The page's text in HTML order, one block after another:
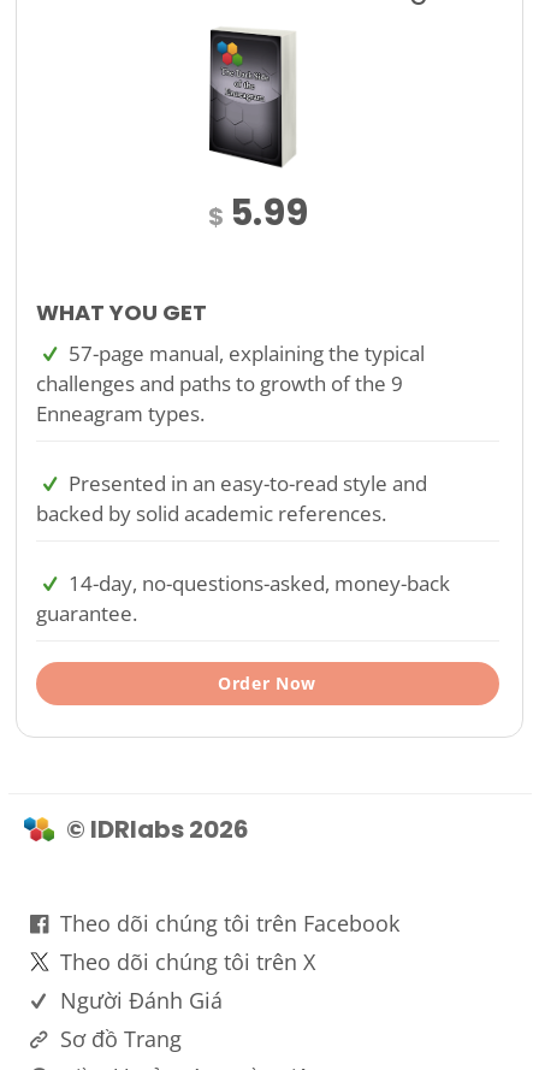
$ 5.99
WHAT YOU GET
57-page manual, explaining the typical
challenges and paths to growth of the 9
Enneagram types.
Presented in an easy-to-read style and
backed by solid academic references.
14-day, no-questions-asked, money-back
guarantee.
Order Now
© IDRlabs 2026
Theo dõi chúng tôi trên Facebook
Theo dõi chúng tôi trên X
Người Đánh Giá
Sơ đồ Trang